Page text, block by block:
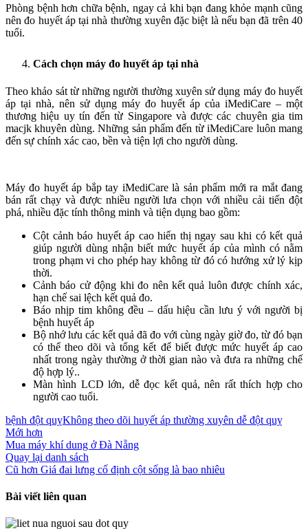
Phòng bệnh hơn chữa bệnh, ngay cả khi bạn đang khỏe mạnh cũng
nên đo huyết áp tại nhà thường xuyên đặc biệt là nếu bạn đã trên 40
tuổi.
Cách chọn máy đo huyết áp tại nhà
Theo khảo sát từ những người thường xuyên sử dụng máy đo huyết
áp tại nhà, nên sử dụng máy đo huyết áp của iMediCare – một
thương hiệu uy tín đến từ Singapore và được các chuyên gia tim
macjk khuyên dùng. Những sản phẩm đến từ iMediCare luôn mang
đến sự chính xác cao, bền và tiện lợi cho người dùng.
Máy đo huyết áp bắp tay iMediCare là sản phẩm mới ra mắt đang
bán rất chạy và được nhiều người lưa chọn với nhiều cải tiến đột
phá, nhiều đặc tính thông minh và tiện dụng bao gồm:
Cột cảnh báo huyết áp cao hiển thị ngay sau khi có kết quả
giúp người dùng nhận biết mức huyết áp của mình có nằm
trong phạm vi cho phép hay không từ đó có hướng xử lý kịp
thời.
Cảnh báo cử động khi đo nên kết quả luôn được chính xác,
hạn chế sai lệch kết quả đo.
Báo nhịp tim không đều – dấu hiệu cần lưu ý với người bị
bệnh huyết áp
Bộ nhớ lưu các kết quả đã đo với cùng ngày giờ đo, từ đó bạn
có thể theo dõi và tổng kết để biết được mức huyết áp cao
nhất trong ngày thường ở thời gian nào và đưa ra những chế
độ hợp lý..
Màn hình LCD lớn, dễ đọc kết quả, nên rất thích hợp cho
người cao tuổi.
bệnh đột quỵKhông theo dõi huyết áp thường xuyên dễ đột quỵ
Mới hơn
Mua máy khí dung ở Đà Nẵng
Quay lại danh sách
Cũ hơn Giá đai lưng cố định cột sống là bao nhiêu
Bài viết liên quan